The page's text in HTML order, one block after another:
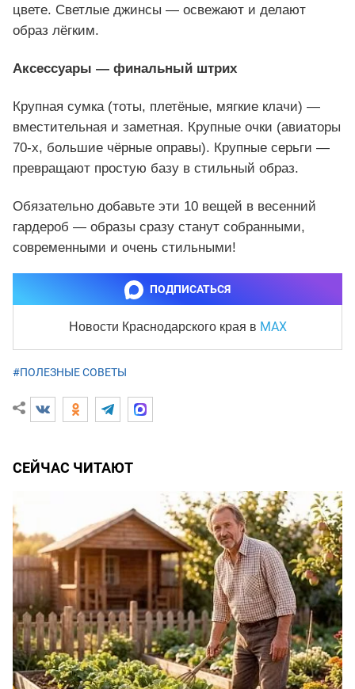
цвете. Светлые джинсы — освежают и делают
образ лёгким.
Аксессуары — финальный штрих
Крупная сумка (тоты, плетёные, мягкие клачи) —
вместительная и заметная. Крупные очки (авиаторы
70-х, большие чёрные оправы). Крупные серьги —
превращают простую базу в стильный образ.
Обязательно добавьте эти 10 вещей в весенний
гардероб — образы сразу станут собранными,
современными и очень стильными!
ПОДПИСАТЬСЯ
Новости Краснодарского края в MAX
#ПОЛЕЗНЫЕ СОВЕТЫ
СЕЙЧАС ЧИТАЮТ